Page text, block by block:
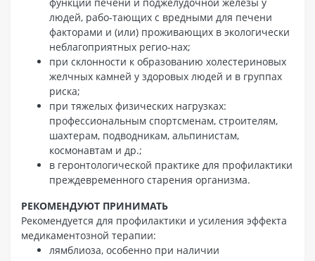
людей, рабо-тающих с вредными для печени
факторами и (или) проживающих в экологически
неблагоприятных регио-нах;
при склонности к образованию холестериновых
желчных камней у здоровых людей и в группах
риска;
при тяжелых физических нагрузках:
профессиональным спортсменам, строителям,
шахтерам, подводникам, альпинистам,
космонавтам и др.;
в геронтологической практике для профилактики
преждевременного старения организма.
РЕКОМЕНДУЮТ ПРИНИМАТЬ
Рекомендуется для профилактики и усиления эффекта
медикаментозной терапии:
лямблиоза, особенно при наличии